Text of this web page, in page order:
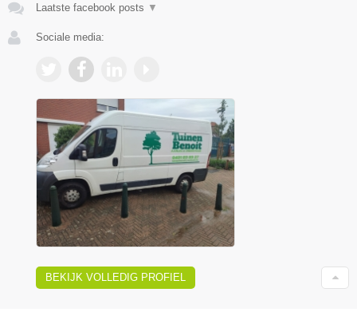
Laatste facebook posts ▼
Sociale media:
BEKIJK VOLLEDIG PROFIEL